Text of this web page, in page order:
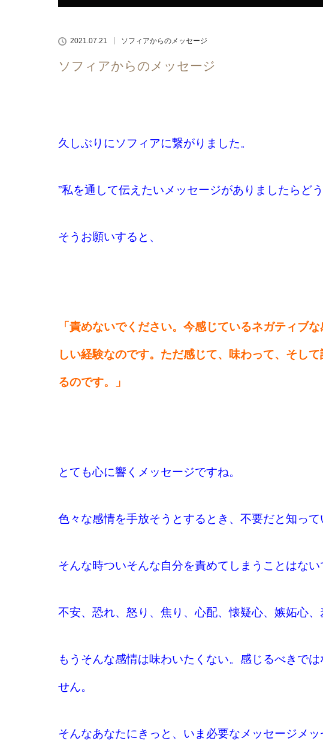
2021.07.21 ソフィアからのメッセージ
ソフィアからのメッセージ
久しぶりにソフィアに繋がりました。
”私を通して伝えたいメッセージがありましたらど
そうお願いすると、
「責めないでください。今感じているネガティブ
しい経験なのです。ただ感じて、味わって、そし
るのです。」
とても心に響くメッセージですね。
色々な感情を手放そうとするとき、不要だと知って
そんな時ついそんな自分を責めてしまうことはない
不安、恐れ、怒り、焦り、心配、懐疑心、嫉妬心、
もうそんな感情は味わいたくない。感じるべきで
せん。
そんなあなたにきっと、いま必要なメッセージメッ